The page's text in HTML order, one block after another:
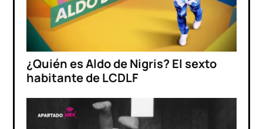
¿Quién es Aldo de Nigris? El sexto
habitante de LCDLF